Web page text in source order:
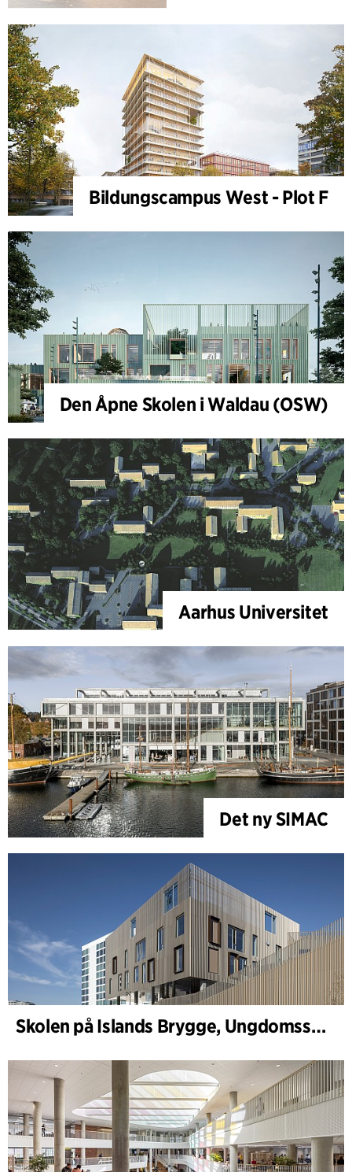
Bildungscampus West - Plot F
Den Åpne Skolen i Waldau (OSW)
Aarhus Universitet
Det ny SIMAC
Skolen på Islands Brygge, Ungdomsskole